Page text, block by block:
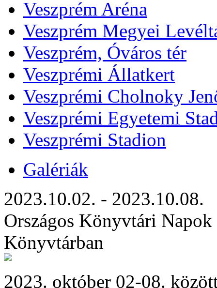
Veszprém Aréna
Veszprém Megyei
Veszprém, Óváros tér
Veszprémi Állatkert
Veszprémi Cholnoky
Veszprémi Egyetemi
Veszprémi Stadion
Galériák
2023.10.02. - 2023.10.08.
Országos Könyvtári
Könyvtárban
2023. október 02-08.